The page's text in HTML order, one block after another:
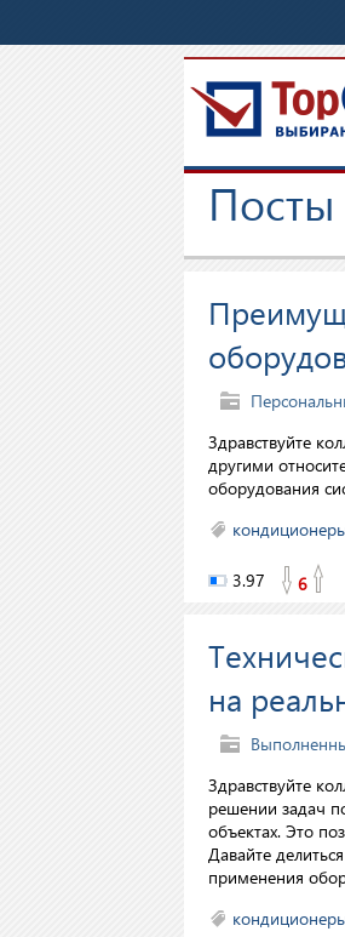
Посты
Здравствуйте
другими
оборудования
3.97 6
на
Здравствуйте
решении задач
объектах. Это
Давайте
применения